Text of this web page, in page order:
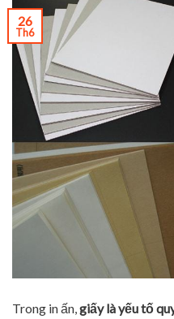
26
Th6
Trong in ấn,giấy là yếu tố